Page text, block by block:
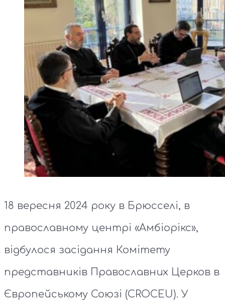
18 вересня 2024 року в Брюсселі, в
православному центрі «Амбіорікс»,
відбулося засідання Комітету
представників Православних Церков в
Європейському Союзі (CROCEU). У